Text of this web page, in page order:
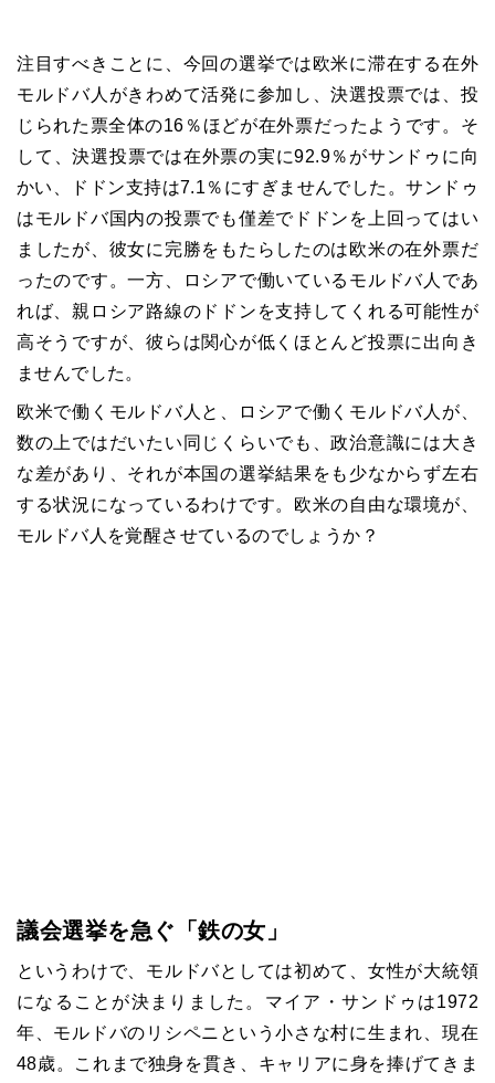
注目すべきことに、今回の選挙では欧米に滞在する在外
モルドバ人がきわめて活発に参加し、決選投票では、投
じられた票全体の16 ％ほどが在外票だったようです。そ
して、決選投票では在外票の実に92.9％がサンドゥに向
かい、ドドン支持は7.1 ％にすぎませんでした。サンドゥ
はモルドバ国内の投票でも僅差でドドンを上回ってはい
ましたが、彼女に完勝をもたらしたのは欧米の在外票だ
ったのです。一方、ロシアで働いているモルドバ人であ
れば、親ロシア路線のドドンを支持してくれる可能性が
高そうですが、彼らは関心が低くほとんど投票に出向き
ませんでした。
欧米で働くモルドバ人と、ロシアで働くモルドバ人が、
数の上ではだいたい同じくらいでも、政治意識には大き
な差があり、それが本国の選挙結果をも少なからず左右
する状況になっているわけです。欧米の自由な環境が、
モルドバ人を覚醒させているのでしょうか？
議会選挙を急ぐ「鉄の女」
というわけで、モルドバとしては初めて、女性が大統領
になることが決まりました。マイア・サンドゥは1972
年、モルドバのリシペニという小さな村に生まれ、現在
48歳。これまで独身を貫き、キャリアに身を捧げてきま